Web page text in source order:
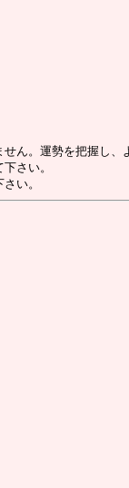
ん。運勢を把握し、
さい。
い。